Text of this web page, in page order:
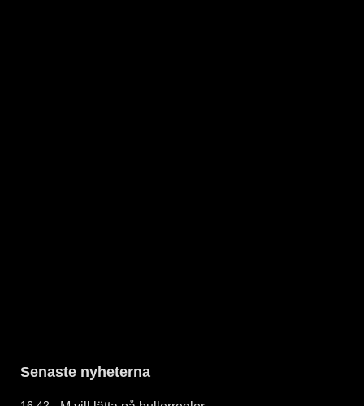
Senaste nyheterna